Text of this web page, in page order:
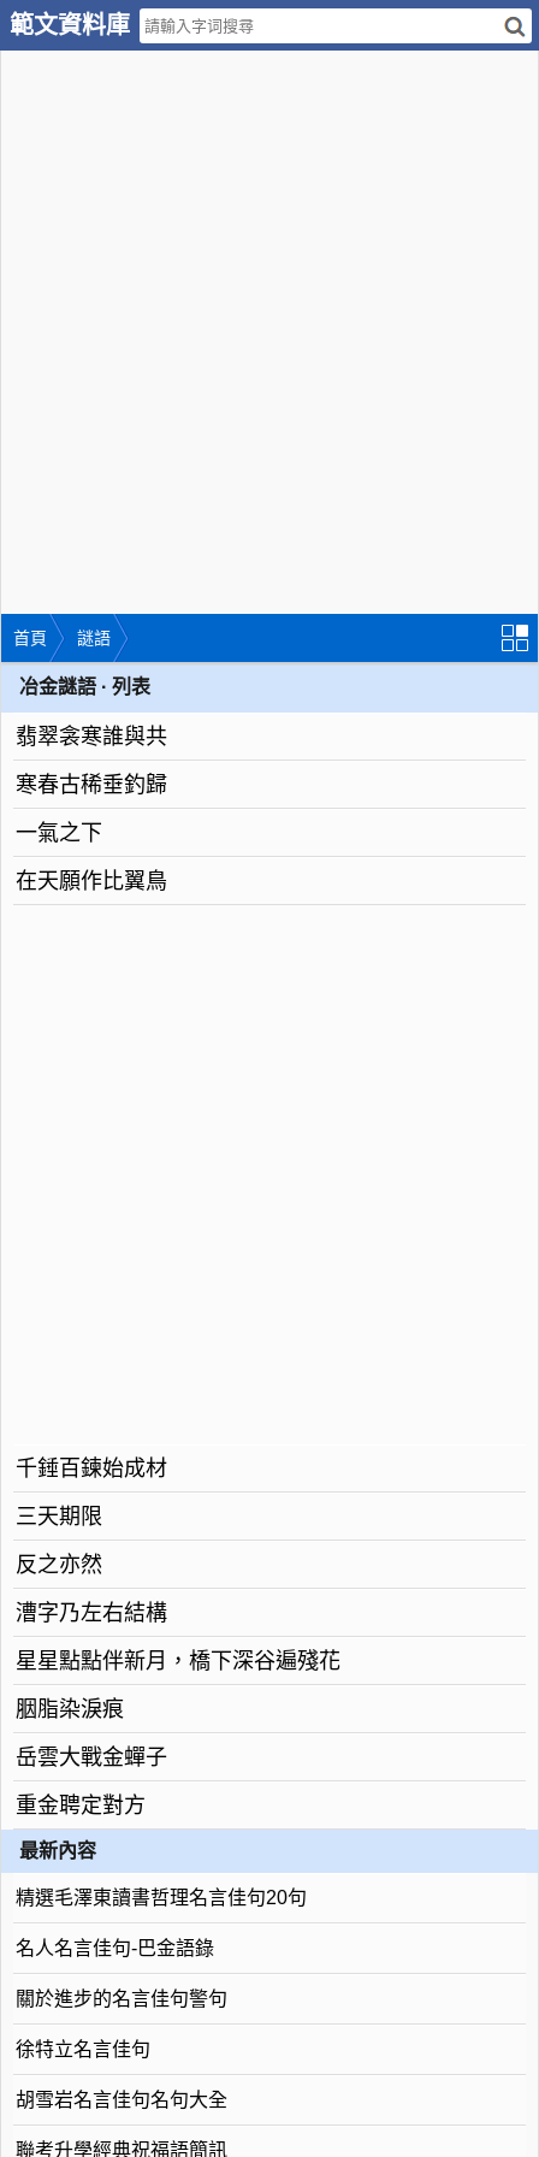
範文資料庫
首頁 謎語
冶金謎語 · 列表
翡翠衾寒誰與共
寒春古稀垂釣歸
一氣之下
在天願作比翼鳥
千錘百鍊始成材
三天期限
反之亦然
漕字乃左右結構
星星點點伴新月，橋下深谷遍殘花
胭脂染淚痕
岳雲大戰金蟬子
重金聘定對方
最新內容
精選毛澤東讀書哲理名言佳句20句
名人名言佳句-巴金語錄
關於進步的名言佳句警句
徐特立名言佳句
胡雪岩名言佳句名句大全
聯考升學經典祝福語簡訊